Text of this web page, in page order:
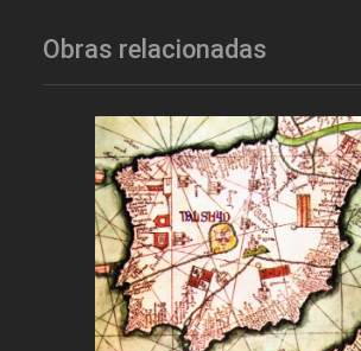
Obras relacionadas